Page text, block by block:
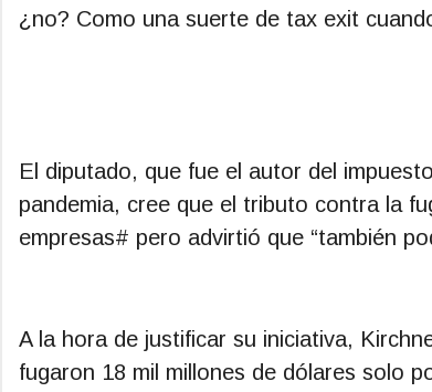
¿no? Como una suerte de tax exit
El diputado, que fue el autor del
pandemia, cree que el tributo contra la
empresas# pero advirtió que “también
A la hora de justificar su iniciativa,
fugaron 18 mil millones de dólares solo